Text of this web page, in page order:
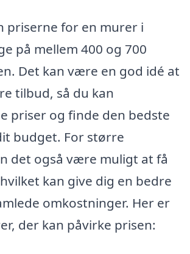
priserne for en murer i
på mellem 400 og 700
Det kan være en god idé at
tilbud, så du kan
priser og finde den bedste
budget. For større
det også være muligt at få
kan give dig en bedre
omkostninger. Her er
der kan påvirke prisen: